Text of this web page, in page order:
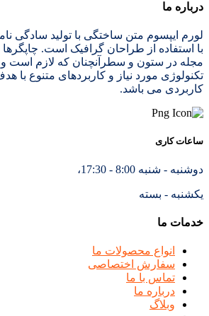
درباره ما
لورم ایپسوم متن ساختگی با تولید سادگی
با استفاده از طراحان گرافیک است. چاپگرها
مجله در ستون و سطرآنچنان که لازم است
تکنولوژی مورد نیاز و کاربردهای متنوع با
کاربردی می باشد.
ساعات کاری
دوشنبه - شنبه 8:00 - 17:30،
یکشنبه - بسته
خدمات ما
انواع محصولات ما
سفارش اختصاصی
تماس با ما
درباره ما
وبلاگ